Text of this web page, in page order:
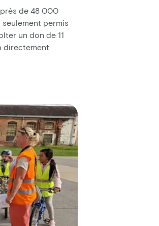
de 48 000
permis
un don de 11
directement